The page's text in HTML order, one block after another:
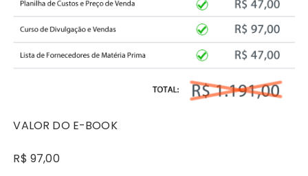
VALOR DO E-BOOK
R$ 97,00